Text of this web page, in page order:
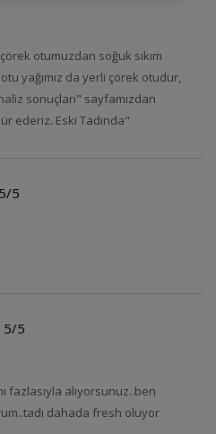
otumuzdan soğuk sıkım
yağımız da yerli çörek otudur,
sonuçları" sayfamızdan
ederiz. Eski Tadında"
5/5
5/5
fazlasıyla alıyorsunuz..ben
dahada fresh oluyor